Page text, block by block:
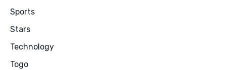
Sports
Stars
Technology
Togo